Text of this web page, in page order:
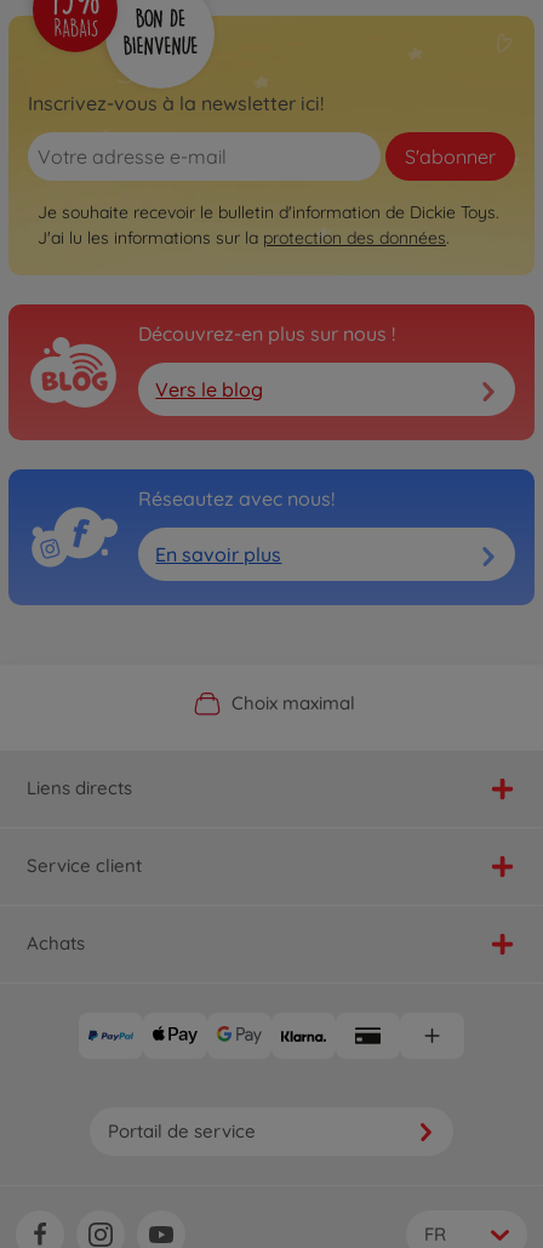
Inscrivez-vous à la newsletter ici!
S'abonner
Je souhaite recevoir le bulletin d'information de Dickie Toys.
J'ai lu les informations sur la protection des données.
Découvrez-en plus sur nous !
Vers le blog
Réseautez avec nous!
En savoir plus
Boutique officielle du fabricant
Choix maximal
Service personnalisé
Livraison rapide
Liens directs
Service client
Achats
Portail de service
FR